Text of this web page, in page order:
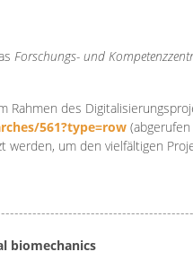
Forschungs- und
des
561?type=row
um den vielfältigen
biomechanics